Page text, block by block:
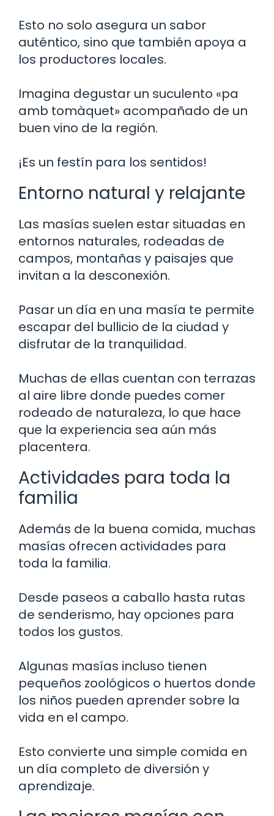
Esto no solo asegura un sabor
auténtico, sino que también apoya a
los productores locales.
Imagina degustar un suculento «pa
amb tomàquet» acompañado de un
buen vino de la región.
¡Es un festín para los sentidos!
Entorno natural y relajante
Las masías suelen estar situadas en
entornos naturales, rodeadas de
campos, montañas y paisajes que
invitan a la desconexión.
Pasar un día en una masía te permite
escapar del bullicio de la ciudad y
disfrutar de la tranquilidad.
Muchas de ellas cuentan con terrazas
al aire libre donde puedes comer
rodeado de naturaleza, lo que hace
que la experiencia sea aún más
placentera.
Actividades para toda la
familia
Además de la buena comida, muchas
masías ofrecen actividades para
toda la familia.
Desde paseos a caballo hasta rutas
de senderismo, hay opciones para
todos los gustos.
Algunas masías incluso tienen
pequeños zoológicos o huertos donde
los niños pueden aprender sobre la
vida en el campo.
Esto convierte una simple comida en
un día completo de diversión y
aprendizaje.